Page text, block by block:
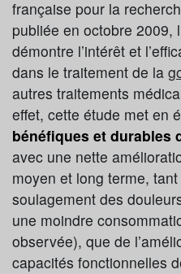
française pour la
publiée en octobre 2009,
démontre l’intérêt et
dans le traitement de la
autres traitements
effet, cette étude met en
bénéfiques et durables
avec une nette
moyen et long terme,
soulagement des
une moindre
observée), que de
capacités fonctionnelles